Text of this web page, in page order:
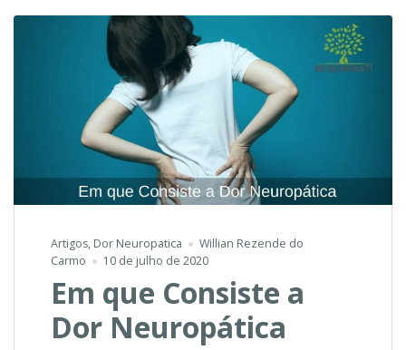
Artigos, Dor Neuropatica
Willian Rezende do
Carmo
10 de julho de 2020
Em que Consiste a
Dor Neuropática